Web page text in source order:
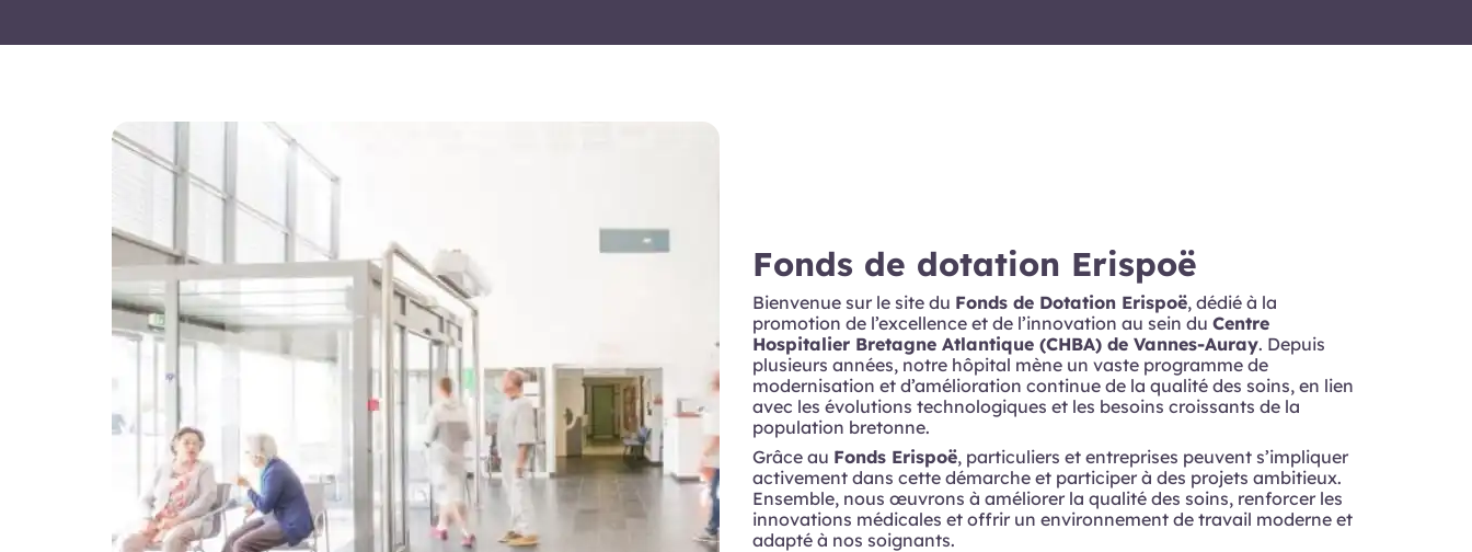
Fonds de dotation Erispoë
Bienvenue sur le site du Fonds de Dotation Erispoë, dédié à la
promotion de l’excellence et de l’innovation au sein du Centre
Hospitalier Bretagne Atlantique (CHBA) de Vannes-Auray. Depuis
plusieurs années, notre hôpital mène un vaste programme de
modernisation et d’amélioration continue de la qualité des soins, en lien
avec les évolutions technologiques et les besoins croissants de la
population bretonne.
Grâce au Fonds Erispoë, particuliers et entreprises peuvent s’impliquer
activement dans cette démarche et participer à des projets ambitieux.
Ensemble, nous œuvrons à améliorer la qualité des soins, renforcer les
innovations médicales et offrir un environnement de travail moderne et
adapté à nos soignants.